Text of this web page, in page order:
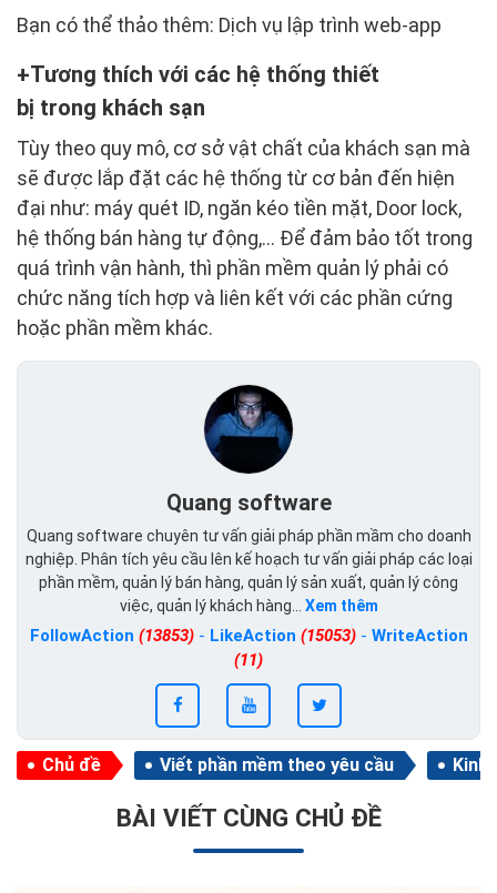
Bạn có thể thảo thêm: Dịch vụ lập trình web-app
Tương thích với các hệ thống thiết
bị trong khách sạn
Tùy theo quy mô, cơ sở vật chất của khách sạn mà
sẽ được lắp đặt các hệ thống từ cơ bản đến hiện
đại như: máy quét ID, ngăn kéo tiền mặt, Door lock,
hệ thống bán hàng tự động,… Để đảm bảo tốt trong
quá trình vận hành, thì phần mềm quản lý phải có
chức năng tích hợp và liên kết với các phần cứng
hoặc phần mềm khác.
Quang software
Quang software chuyên tư vấn giải pháp phần mầm cho doanh
nghiệp. Phân tích yêu cầu lên kế hoạch tư vấn giải pháp các loại
phần mềm, quản lý bán hàng, quản lý sản xuất, quản lý công
việc, quản lý khách hàng... Xem thêm
FollowAction (13853)- LikeAction (15053)- WriteAction
(11)
Chủ đề Viết phần mềm theo yêu cầu Kinh
BÀI VIẾT CÙNG CHỦ ĐỀ